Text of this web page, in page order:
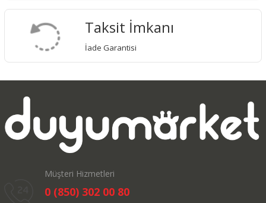
Taksit İmkanı
İade Garantisi
Müşteri Hizmetleri
0 (850) 302 00 80